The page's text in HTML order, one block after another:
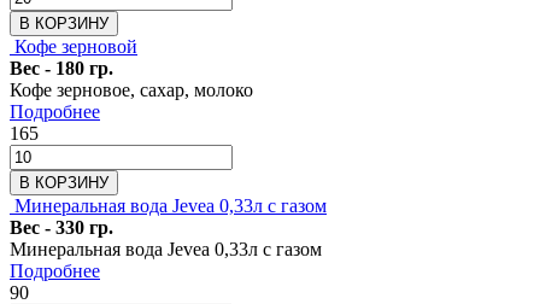
В КОРЗИНУ
Кофе зерновой
Вес - 180 гр.
Кофе зерновое, сахар, молоко
Подробнее
165
В КОРЗИНУ
Минеральная вода Jevea 0,33л с газом
Вес - 330 гр.
Минеральная вода Jevea 0,33л с газом
Подробнее
90